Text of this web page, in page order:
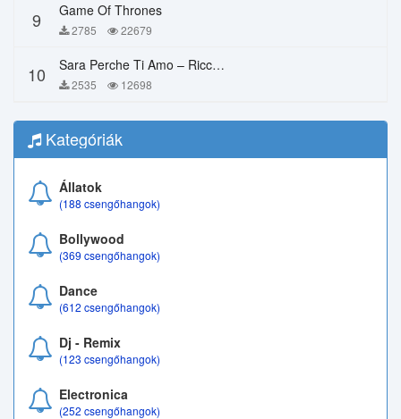
9 Game Of Thrones
2785 22679
10 Sara Perche Ti Amo – Ricchi E Poveri
2535 12698
Kategóriák
Állatok
(188 csengőhangok)
Bollywood
(369 csengőhangok)
Dance
(612 csengőhangok)
Dj - Remix
(123 csengőhangok)
Electronica
(252 csengőhangok)